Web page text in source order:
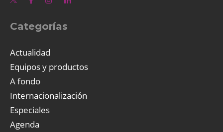
Categorías
Actualidad
Equipos y productos
A fondo
Internacionalización
Especiales
Agenda